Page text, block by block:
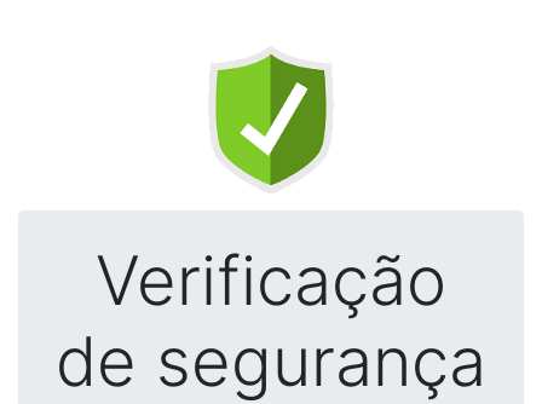
Verificação
de segurança